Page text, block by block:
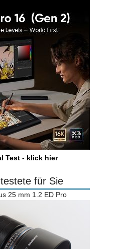
Test - klick hier
für Sie
25 mm 1.2 ED Pro